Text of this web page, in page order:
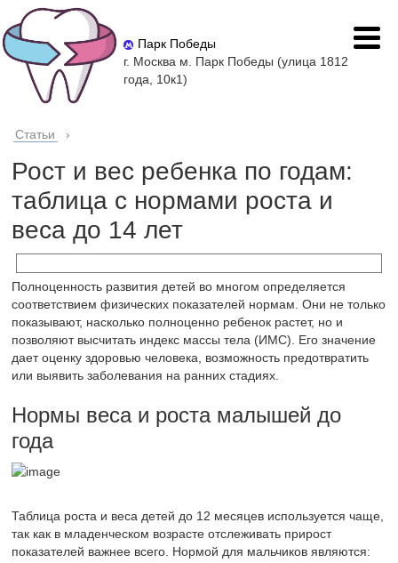
Парк Победы
г. Москва м. Парк Победы (улица 1812
года, 10к1)
Статьи ›
Рост и вес ребенка по годам:
таблица с нормами роста и
веса до 14 лет
Полноценность развития детей во многом определяется
соответствием физических показателей нормам. Они не только
показывают, насколько полноценно ребенок растет, но и
позволяют высчитать индекс массы тела (ИМС). Его значение
дает оценку здоровью человека, возможность предотвратить
или выявить заболевания на ранних стадиях.
Нормы веса и роста малышей до
года
Таблица роста и веса детей до 12 месяцев используется чаще,
так как в младенческом возрасте отслеживать прирост
показателей важнее всего. Нормой для мальчиков являются: